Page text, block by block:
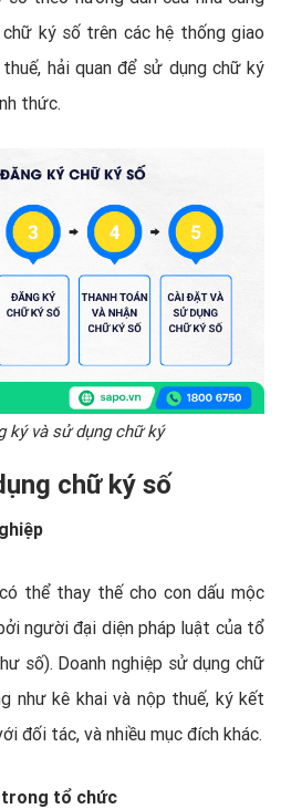
ký số trên các hệ thống giao
hải quan để sử dụng chữ ký
thức.
ký và sử dụng chữ ký
chữ ký số
thể thay thế cho con dấu mộc
người đại diện pháp luật của tổ
số). Doanh nghiệp sử dụng chữ
như kê khai và nộp thuế, ký kết
đối tác, và nhiều mục đích khác.
trong tổ chức